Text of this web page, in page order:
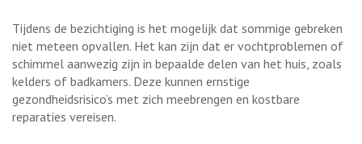
Tijdens de bezichtiging is het mogelijk dat sommige gebreken
niet meteen opvallen. Het kan zijn dat er vochtproblemen of
schimmel aanwezig zijn in bepaalde delen van het huis, zoals
kelders of badkamers. Deze kunnen ernstige
gezondheidsrisico’s met zich meebrengen en kostbare
reparaties vereisen.